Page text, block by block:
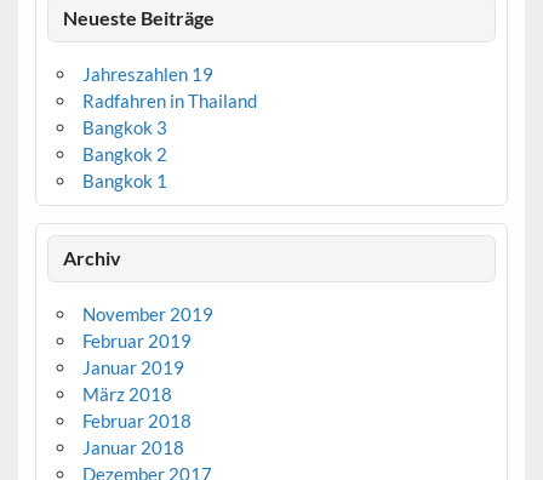
Neueste Beiträge
Jahreszahlen 19
Radfahren in Thailand
Bangkok 3
Bangkok 2
Bangkok 1
Archiv
November 2019
Februar 2019
Januar 2019
März 2018
Februar 2018
Januar 2018
Dezember 2017